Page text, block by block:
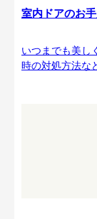
室内ドアのお
いつまでも美し
時の対処方法な